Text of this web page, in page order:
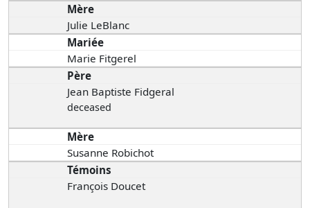
Mère
Julie LeBlanc
Mariée
Marie Fitgerel
Père
Jean Baptiste Fidgeral
deceased
Mère
Susanne Robichot
Témoins
François Doucet